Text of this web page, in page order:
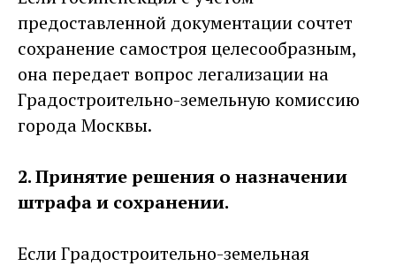
предоставленной документации сочтет
сохранение самостроя целесообразным,
она передает вопрос легализации на
Градостроительно-земельную комиссию
города Москвы.
2. Принятие решения о назначении
штрафа и сохранении.
Если Градостроительно-земельная